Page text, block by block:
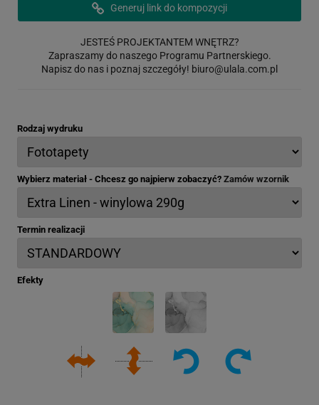
Generuj link do kompozycji
JESTEŚ PROJEKTANTEM WNĘTRZ?
Zapraszamy do naszego Programu Partnerskiego.
Napisz do nas i poznaj szczegóły! biuro@ulala.com.pl
Rodzaj wydruku
Wybierz materiał - Chcesz go najpierw zobaczyć? Zamów wzornik
Termin realizacji
Efekty